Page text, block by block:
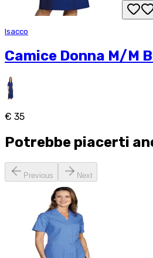
Isacco
Camice Donna M/M
€ 35
Potrebbe piacerti
Previous Next